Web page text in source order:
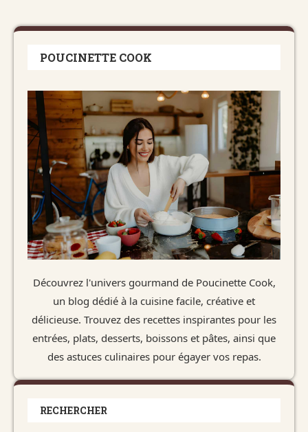
POUCINETTE COOK
Découvrez l'univers gourmand de Poucinette Cook,
un blog dédié à la cuisine facile, créative et
délicieuse. Trouvez des recettes inspirantes pour les
entrées, plats, desserts, boissons et pâtes, ainsi que
des astuces culinaires pour égayer vos repas.
RECHERCHER